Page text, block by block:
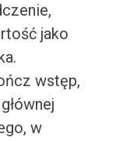
jako
wstęp,
w